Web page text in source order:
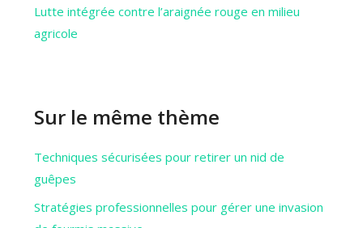
Lutte intégrée contre l’araignée rouge en milieu
agricole
Sur le même thème
Techniques sécurisées pour retirer un nid de
guêpes
Stratégies professionnelles pour gérer une invasion